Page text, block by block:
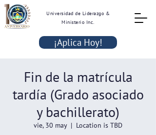
Universidad de Liderazgo &
Ministerio Inc.
¡Aplica Hoy!
Fin de la matrícula
tardía (Grado asociado
y bachillerato)
vie, 30 may
  |
Location is TBD